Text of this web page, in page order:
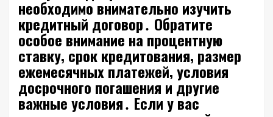
необходимо внимательно изучить
кредитный договор․ Обратите
особое внимание на процентную
ставку‚ срок кредитования‚ размер
ежемесячных платежей‚ условия
досрочного погашения и другие
важные условия․ Если у вас